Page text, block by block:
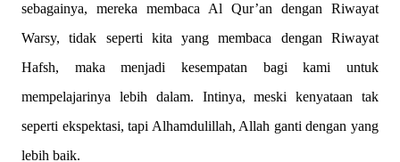
sebagainya, mereka membaca Al Qur’an dengan Riwayat
Warsy, tidak seperti kita yang membaca dengan Riwayat
Hafsh, maka menjadi kesempatan bagi kami untuk
mempelajarinya lebih dalam. Intinya, meski kenyataan tak
seperti ekspektasi, tapi Alhamdulillah, Allah ganti dengan yang
lebih baik.